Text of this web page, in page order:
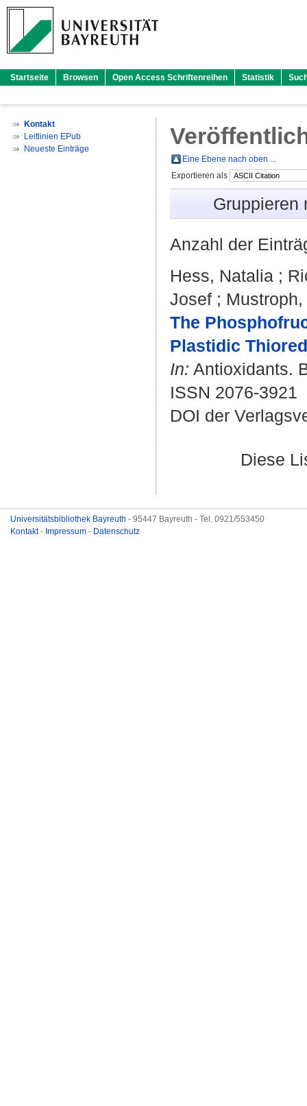
Startseite Browsen Open Access Schriftenreihen Statistik
Kontakt
Leitlinien EPub
Neueste Einträge
Eine Ebene nach oben ...
Exportieren als
Anzahl der
Hess, Natalia ;
Josef ;
The
Plastidic
In: Antioxidants.
ISSN 2076-3921
DOI der
Diese
Universitätsbibliothek Bayreuth - 95447 Bayreuth - Tel. 0921/553450
Kontakt- Impressum - Datenschutz